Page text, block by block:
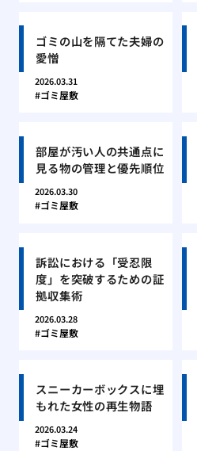
ゴミの山を隔てた夫婦の
愛憎
2026.03.31
ゴミ屋敷
部屋が汚い人の共通点に
見る物の管理と優先順位
2026.03.30
ゴミ屋敷
訴訟における「受忍限
度」を突破するための証
拠収集術
2026.03.28
ゴミ屋敷
スニーカーボックスに埋
もれた女性の再生物語
2026.03.24
ゴミ屋敷